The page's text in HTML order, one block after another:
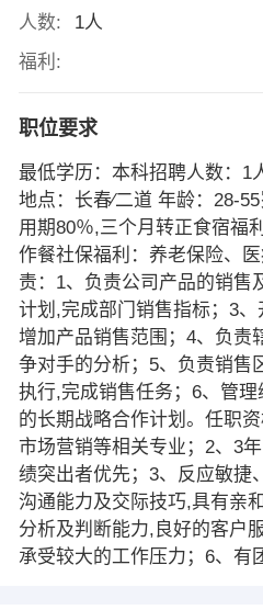
人数:
1人
福利:
职位要求
最低学历：本科招聘人数：1
地点：长春∕二道 年龄：28-
用期80％,三个月转正食宿福
作餐社保福利：养老保险、
责：1、负责公司产品的销售
计划,完成部门销售指标；3
增加产品销售范围；4、负责
争对手的分析；5、负责销售
执行,完成销售任务；6、管
的长期战略合作计划。任职
市场营销等相关专业；2、3
绩突出者优先；3、反应敏捷
沟通能力及交际技巧,具有亲
分析及判断能力,良好的客户
承受较大的工作压力；6、有